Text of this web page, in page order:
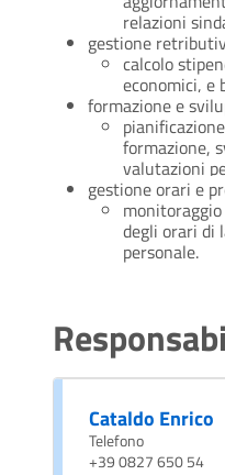
relazioni
gestione
calcolo
economici, e
formazione e
formazione,
valutazioni
gestione orari e
degli orari di
personale.
Cataldo Enrico
Telefono
+39 0827 650 54